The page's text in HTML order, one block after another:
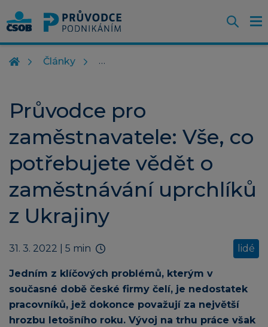
Články
Průvodce pro
zaměstnavatele: Vše, co
potřebujete vědět o
zaměstnávání uprchlíků
z Ukrajiny
31. 3. 2022 | 5 min lidé
Jedním z klíčových problémů, kterým v
současné době české firmy čelí, je nedostatek
pracovníků, jež dokonce považují za největší
hrozbu letošního roku. Vývoj na trhu práce však